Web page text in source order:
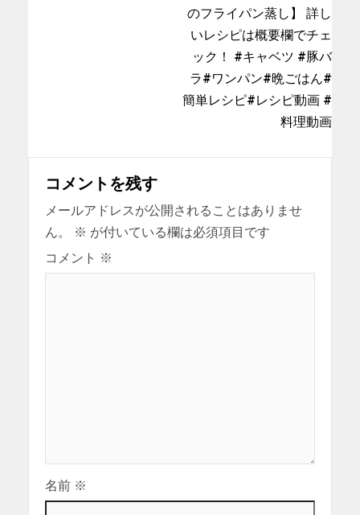
のフライパン蒸し】 詳し
いレシピは概要欄でチェ
ック！ #キャベツ #豚バ
ラ#ワンパン#晩ごはん#
簡単レシピ#レシピ動画 #
料理動画
コメントを残す
メールアドレスが公開されることはありませ
ん。
※ が付いている欄は必須項目です
コメント ※
名前 ※